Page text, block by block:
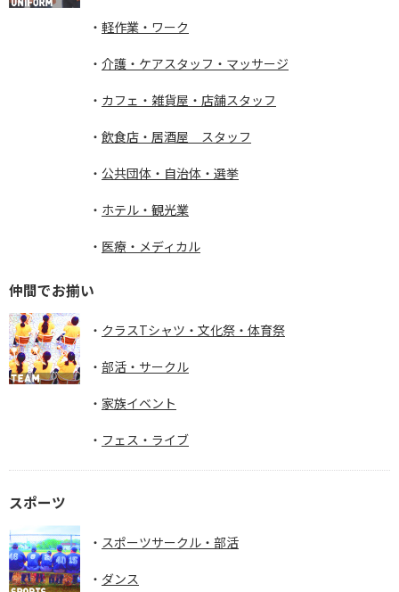
軽作業・ワーク
介護・ケアスタッフ・マッサージ
カフェ・雑貨屋・店舗スタッフ
飲食店・居酒屋 スタッフ
公共団体・自治体・選挙
ホテル・観光業
医療・メディカル
仲間でお揃い
クラスTシャツ・文化祭・体育祭
部活・サークル
家族イベント
フェス・ライブ
スポーツ
スポーツサークル・部活
ダンス